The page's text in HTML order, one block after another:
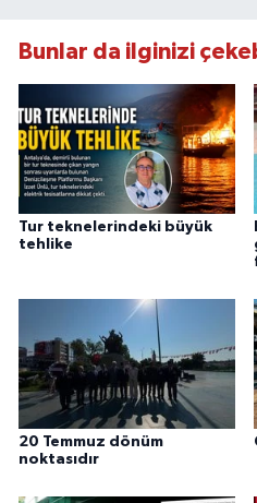
Bunlar da ilginizi
Tur teknelerindeki büyük
tehlike
20 Temmuz dönüm
noktasıdır